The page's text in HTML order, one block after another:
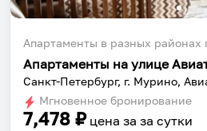
Апартаменты в разных районах
Апартаменты на улице
Санкт-Петербург, г. Мурино,
Мгновенное бронирование
7,478 ₽ цена за за сутки